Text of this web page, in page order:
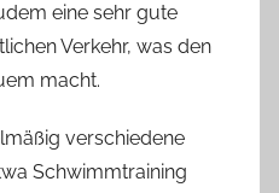
eine sehr gute
Verkehr, was den
macht.
verschiedene
Schwimmtraining